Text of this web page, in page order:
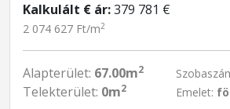
Kalkulált € ár:379 781 €
2 074 627 Ft/m2
Alapterület: 67.00m2
Telekterület: 0m2
Emelet: